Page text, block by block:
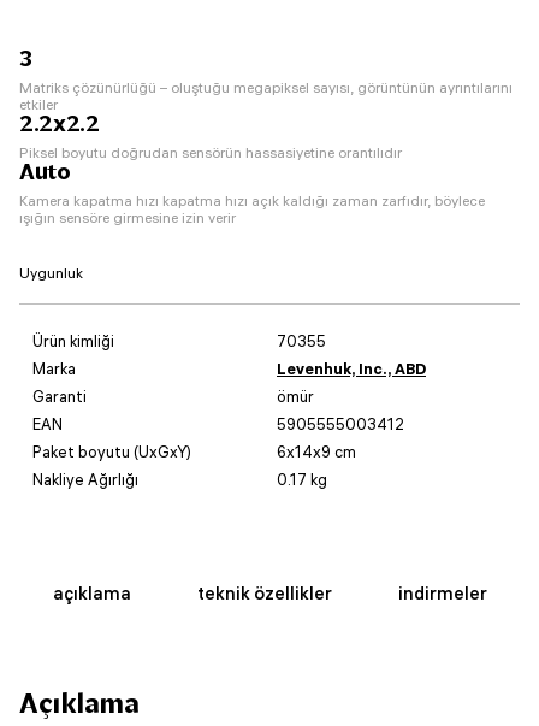
3
Matriks çözünürlüğü – oluştuğu megapiksel sayısı, görüntünün ayrıntılarını
etkiler
2.2x2.2
Piksel boyutu doğrudan sensörün hassasiyetine orantılıdır
Auto
Kamera kapatma hızı kapatma hızı açık kaldığı zaman zarfıdır, böylece
ışığın sensöre girmesine izin verir
Uygunluk
Ürün kimliği
70355
Marka
Levenhuk, Inc., ABD
Garanti
ömür
EAN
5905555003412
Paket boyutu (UxGxY)
6x14x9 cm
Nakliye Ağırlığı
0.17 kg
açıklama teknik özellikler indirmeler
Açıklama